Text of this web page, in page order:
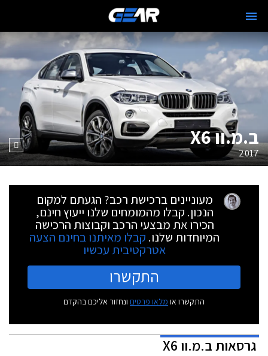
ב.מ.וו X6
2017
מעוניינים ברכישת רכב? הגעתם למקום
הנכון. קבלו מהמומחים שלנו ייעוץ חינם,
הכירו את מבצעי הרכב וקבוצות הרכישה
המיוחדות שלנו. קבלו מאיתנו בחינם הצעה
אטרקטיבית עכשיו
התקשרו
התקשרו או מלאו פרטים ונחזור אליכם בהקדם
גרסאותב.מ.וו X6